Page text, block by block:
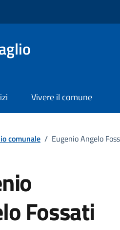
Vivere il comune
comunale / Eugenio Angelo
Fossati